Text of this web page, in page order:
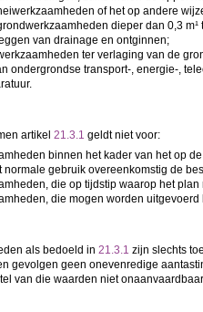
of het op andere
dieper dan 0,3
van drainage en ontginnen;
ter verlaging van de
ondergrondse transport-, energie-,
artikel 21.3.1 geldt niet voor:
binnen het kader van het op
normale gebruik overeenkomstig de
die op tijdstip waarop het
die mogen worden
als bedoeld in 21.3.1 zijn slechts
gevolgen geen onevenredige
van die waarden niet